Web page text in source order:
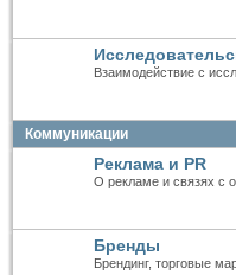
Взаимодействие с
Коммуникации
Реклама и PR
О рекламе и связях с
Бренды
Брендинг, торговые